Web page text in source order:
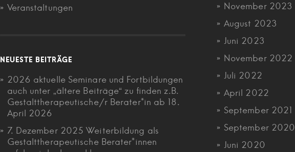
Veranstaltungen
NEUESTE BEITRÄGE
2026 aktuelle Seminare und Fortbildungen
auch unter „ältere Beiträge“ zu finden z.B.
Gestalttherapeutische/r Berater*in ab 18.
April 2026
7. Dezember 2025 Weiterbildung als
Gestalttherapeutische Berater*innen
November 2023
August 2023
Juni 2023
November 2022
Juli 2022
April 2022
September 2021
September 2020
Juni 2020